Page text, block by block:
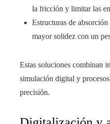
la fricción y limitar las
Estructuras de
mayor solidez con un
Estas soluciones combinan
simulación digital y
precisión.